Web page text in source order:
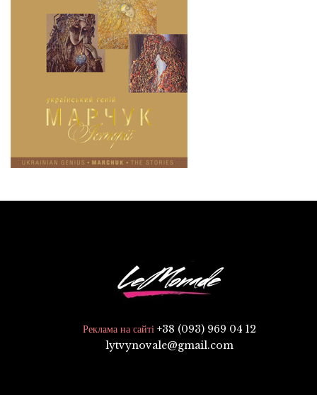
Реклама на сайті +38 (093) 969 04 12
lytvynovale@gmail.com